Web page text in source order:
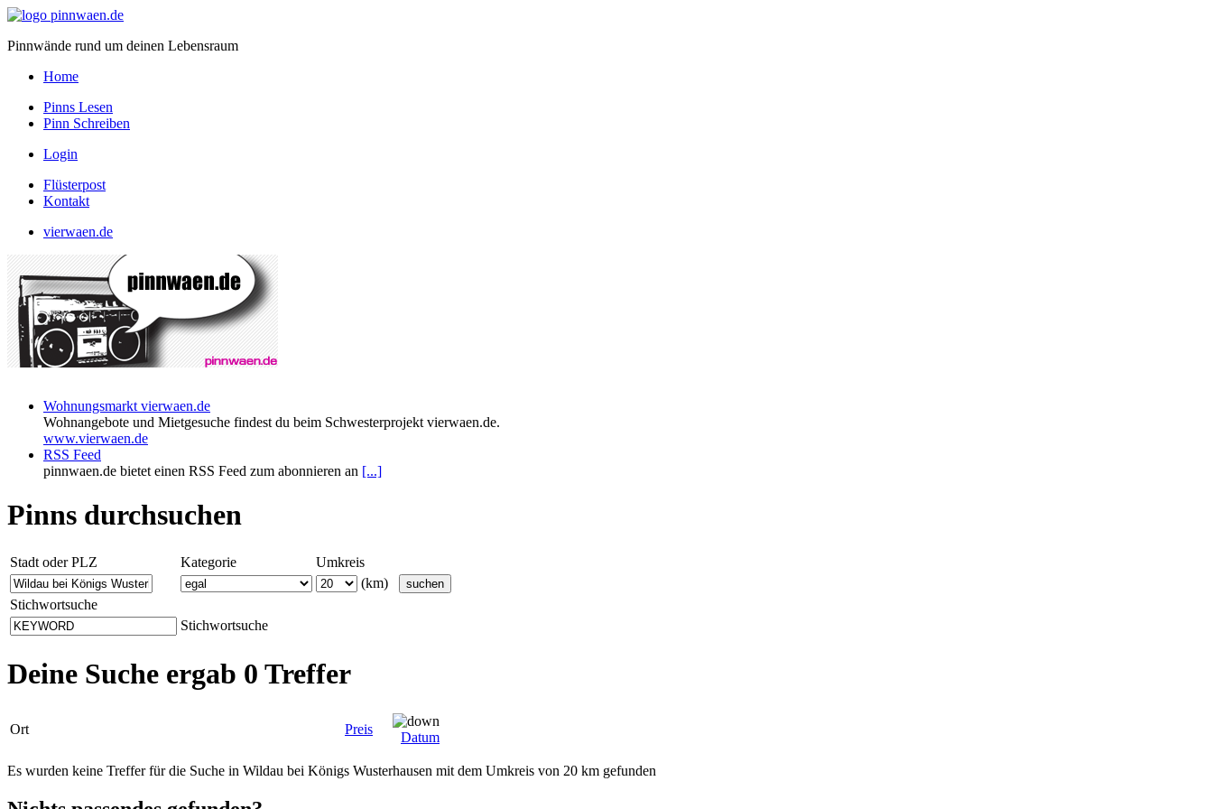
Pinnwände rund um deinen Lebensraum
Home
Pinns Lesen
Pinn Schreiben
Login
Flüsterpost
Kontakt
vierwaen.de
Wohnungsmarkt vierwaen.de
Wohnangebote und Mietgesuche findest du beim Schwesterprojekt vierwaen.de.
www.vierwaen.de
RSS Feed
pinnwaen.de bietet einen RSS Feed zum abonnieren an [...]
Pinns durchsuchen
Stadt oder PLZ Kategorie
Umkreis
(km)
Stichwortsuche
Stichwortsuche
Deine Suche ergab 0 Treffer
Ort Preis
Datum
Es wurden keine Treffer für die Suche in Wildau bei Königs Wusterhausen mit dem Umkreis von 20 km gefunden